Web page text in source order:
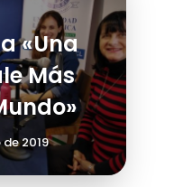
«Una
Más
2019